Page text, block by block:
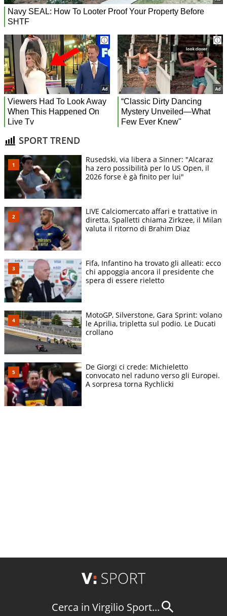
SPORT TREND
Rusedski, via libera a Sinner: "Alcaraz
ha zero possibilità per lo US Open, il
2026 forse è gà finito per lui"
LIVE Calciomercato affari e trattative in
diretta, Spalletti chiama Zirkzee, il Milan
valuta il ritorno di Brahim Diaz
Fifa, Infantino ha trovato gli alleati: ecco
chi appoggia ancora il presidente che
spera di essere rieletto
MotoGP, Silverstone, Gara Sprint: volano
le Aprilia, tripletta sul podio. Le Ducati
crollano
De Giorgi ci crede: Michieletto
convocato nel raduno verso gli Europei.
A sorpresa torna Rychlicki
Cerca in Virgilio Sport...